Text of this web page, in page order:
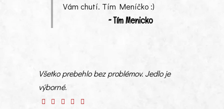
Vám chutí. Tím Meníčko :)
~ Tím Menicko
Všetko prebehlo bez problémov. Jedlo je
výborné.